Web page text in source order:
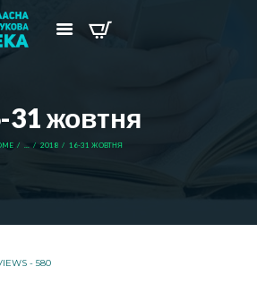
31 жовтня
... 2018 16-31 ЖОВТНЯ
- 580